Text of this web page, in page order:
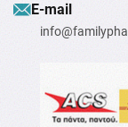
Ε-mail